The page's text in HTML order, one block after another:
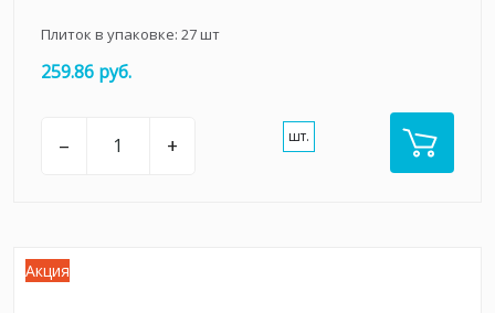
Плиток в упаковке: 27шт
259.86 руб.
– + шт.
Акция